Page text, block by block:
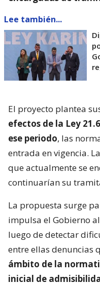
Lee también...
El proyecto plantea
efectos de la Ley
ese periodo, las
entrada en vigencia.
que actualmente se
continuarían su
La propuesta surge
impulsa el Gobierno
luego de detectar
entre ellas denuncias
ámbito de la
inicial de